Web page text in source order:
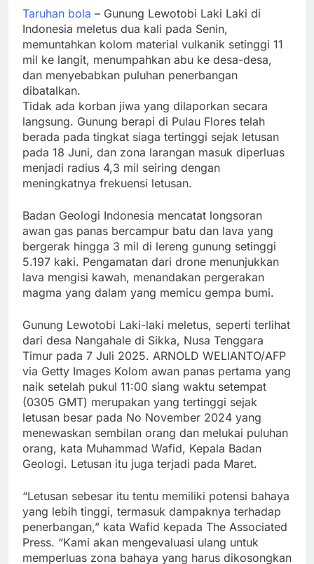
Taruhan bola – Gunung Lewotobi Laki Laki di
Indonesia meletus dua kali pada Senin,
memuntahkan kolom material vulkanik setinggi 11
mil ke langit, menumpahkan abu ke desa-desa,
dan menyebabkan puluhan penerbangan
dibatalkan.
Tidak ada korban jiwa yang dilaporkan secara
langsung. Gunung berapi di Pulau Flores telah
berada pada tingkat siaga tertinggi sejak letusan
pada 18 Juni, dan zona larangan masuk diperluas
menjadi radius 4,3 mil seiring dengan
meningkatnya frekuensi letusan.
Badan Geologi Indonesia mencatat longsoran
awan gas panas bercampur batu dan lava yang
bergerak hingga 3 mil di lereng gunung setinggi
5.197 kaki. Pengamatan dari drone menunjukkan
lava mengisi kawah, menandakan pergerakan
magma yang dalam yang memicu gempa bumi.
Gunung Lewotobi Laki-laki meletus, seperti terlihat
dari desa Nangahale di Sikka, Nusa Tenggara
Timur pada 7 Juli 2025. ARNOLD WELIANTO/AFP
via Getty Images Kolom awan panas pertama yang
naik setelah pukul 11:00 siang waktu setempat
(0305 GMT) merupakan yang tertinggi sejak
letusan besar pada No November 2024 yang
menewaskan sembilan orang dan melukai puluhan
orang, kata Muhammad Wafid, Kepala Badan
Geologi. Letusan itu juga terjadi pada Maret.
“Letusan sebesar itu tentu memiliki potensi bahaya
yang lebih tinggi, termasuk dampaknya terhadap
penerbangan,” kata Wafid kepada The Associated
Press. “Kami akan mengevaluasi ulang untuk
memperluas zona bahaya yang harus dikosongkan